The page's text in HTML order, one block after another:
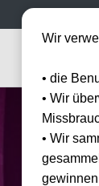
Wir
• die
• Wir
• Wir